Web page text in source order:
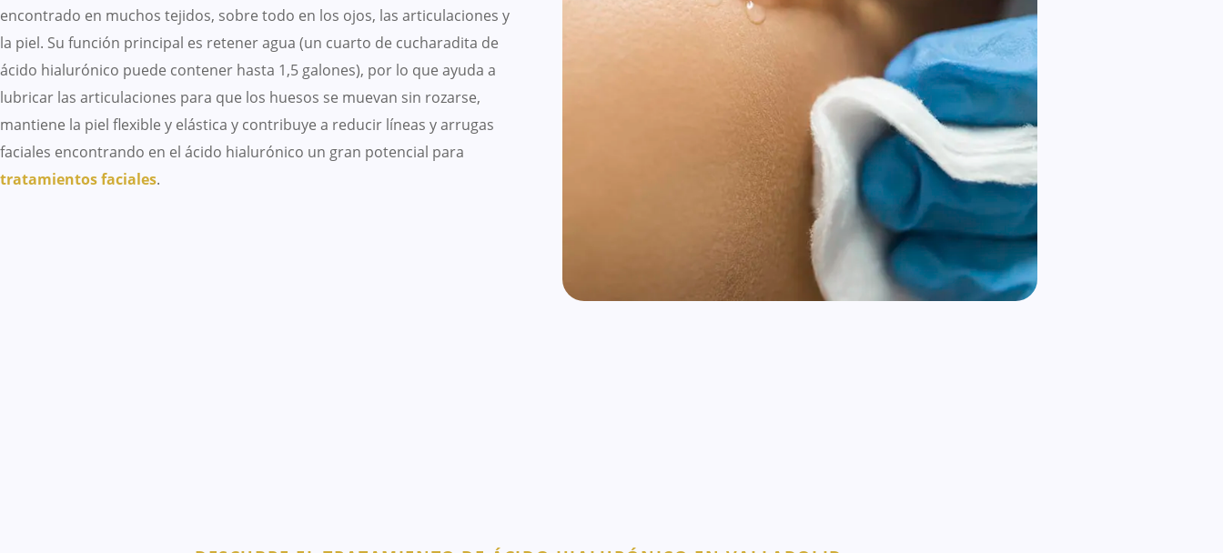
encontrado en muchos tejidos, sobre todo en los ojos, las articulaciones y
la piel. Su función principal es retener agua (un cuarto de cucharadita de
ácido hialurónico puede contener hasta 1,5 galones), por lo que ayuda a
lubricar las articulaciones para que los huesos se muevan sin rozarse,
mantiene la piel flexible y elástica y contribuye a reducir líneas y arrugas
faciales encontrando en el ácido hialurónico un gran potencial para
tratamientos faciales.